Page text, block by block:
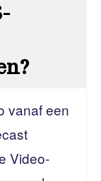
vanaf een
Video-